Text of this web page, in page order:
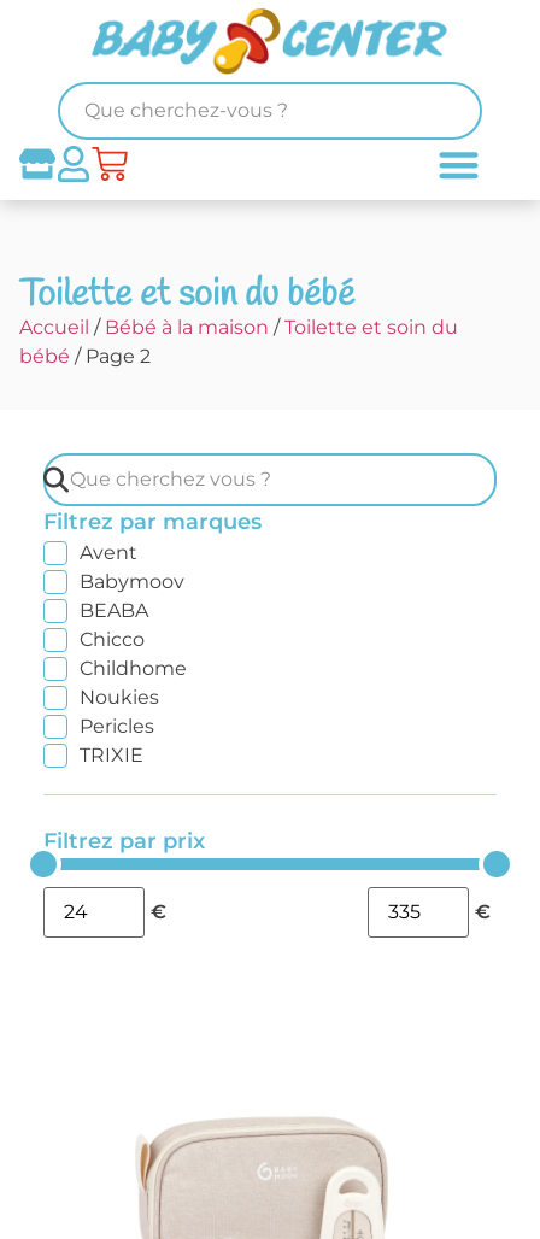
Toilette et soin du bébé
Accueil / Bébé à la maison /Toilette et soin du
bébé / Page 2
Filtrez par marques
Avent
Babymoov
BEABA
Chicco
Childhome
Noukies
Pericles
TRIXIE
Filtrez par prix
€ €